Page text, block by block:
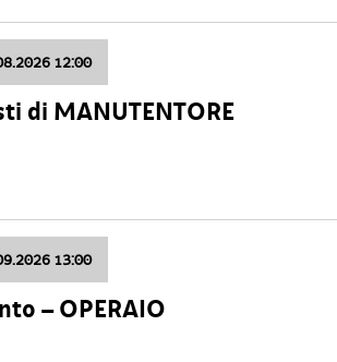
12:00
di MANUTENTORE
13:00
– OPERAIO